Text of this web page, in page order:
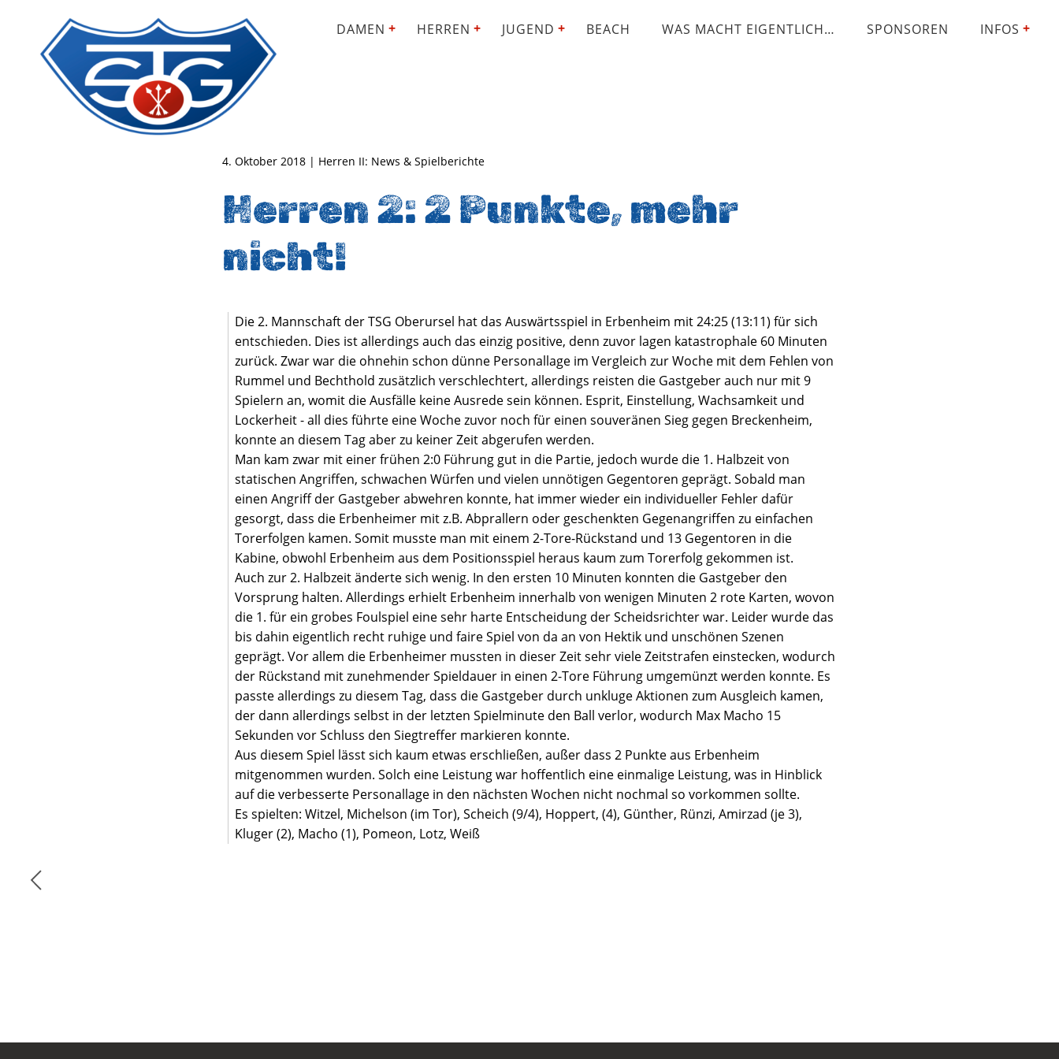
DAMEN HERREN JUGEND BEACH WAS MACHT EIGENTLICH… SPONSOREN INFOS
4. Oktober 2018 | Herren II: News & Spielberichte
Herren 2: 2 Punkte, mehr
nicht!
Die 2. Mannschaft der TSG Oberursel hat das Auswärtsspiel in Erbenheim mit 24:25 (13:11) für sich
entschieden. Dies ist allerdings auch das einzig positive, denn zuvor lagen katastrophale 60 Minuten
zurück. Zwar war die ohnehin schon dünne Personallage im Vergleich zur Woche mit dem Fehlen von
Rummel und Bechthold zusätzlich verschlechtert, allerdings reisten die Gastgeber auch nur mit 9
Spielern an, womit die Ausfälle keine Ausrede sein können. Esprit, Einstellung, Wachsamkeit und
Lockerheit - all dies führte eine Woche zuvor noch für einen souveränen Sieg gegen Breckenheim,
konnte an diesem Tag aber zu keiner Zeit abgerufen werden.
Man kam zwar mit einer frühen 2:0 Führung gut in die Partie, jedoch wurde die 1. Halbzeit von
statischen Angriffen, schwachen Würfen und vielen unnötigen Gegentoren geprägt. Sobald man
einen Angriff der Gastgeber abwehren konnte, hat immer wieder ein individueller Fehler dafür
gesorgt, dass die Erbenheimer mit z.B. Abprallern oder geschenkten Gegenangriffen zu einfachen
Torerfolgen kamen. Somit musste man mit einem 2-Tore-Rückstand und 13 Gegentoren in die
Kabine, obwohl Erbenheim aus dem Positionsspiel heraus kaum zum Torerfolg gekommen ist.
Auch zur 2. Halbzeit änderte sich wenig. In den ersten 10 Minuten konnten die Gastgeber den
Vorsprung halten. Allerdings erhielt Erbenheim innerhalb von wenigen Minuten 2 rote Karten, wovon
die 1. für ein grobes Foulspiel eine sehr harte Entscheidung der Scheidsrichter war. Leider wurde das
bis dahin eigentlich recht ruhige und faire Spiel von da an von Hektik und unschönen Szenen
geprägt. Vor allem die Erbenheimer mussten in dieser Zeit sehr viele Zeitstrafen einstecken, wodurch
der Rückstand mit zunehmender Spieldauer in einen 2-Tore Führung umgemünzt werden konnte. Es
passte allerdings zu diesem Tag, dass die Gastgeber durch unkluge Aktionen zum Ausgleich kamen,
der dann allerdings selbst in der letzten Spielminute den Ball verlor, wodurch Max Macho 15
Sekunden vor Schluss den Siegtreffer markieren konnte.
Aus diesem Spiel lässt sich kaum etwas erschließen, außer dass 2 Punkte aus Erbenheim
mitgenommen wurden. Solch eine Leistung war hoffentlich eine einmalige Leistung, was in Hinblick
auf die verbesserte Personallage in den nächsten Wochen nicht nochmal so vorkommen sollte.
Es spielten: Witzel, Michelson (im Tor), Scheich (9/4), Hoppert, (4), Günther, Rünzi, Amirzad (je 3),
Kluger (2), Macho (1), Pomeon, Lotz, Weiß